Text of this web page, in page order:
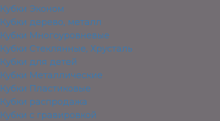
Кубки Эконом
Кубки дерево, металл
Кубки Многоуровневые
Кубки Стеклянные, Хрусталь
Кубки для детей
Кубки Металлические
Кубки Пластиковые
Кубки распродажа
Кубки с гравировкой